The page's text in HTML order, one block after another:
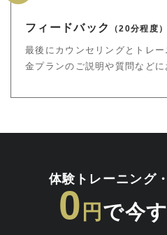
フィードバック （20分程度）
最後にカウンセリングとトレ
金プランのご説明や質問などに
体験トレーニング
0 円 で今